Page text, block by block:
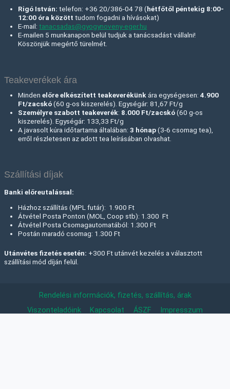
Rigó István:telefon: +36 20/386-04 78 (hétfőtől péntekig 8:00-
12:00 óra között tudom fogadni a hívásokat)
E-mail:tanacsadas@gyogynoveny-eger.hu
E-mailen 5 munkanapon belül tudjuk a tanácsadást vállalni!
Köszönjük megértő türelmét.
Teakeverékek ára
Mindenelőre elkészített teakeverékünk ára egységesen:4.900
Ft/zacskó(60 g-os kiszerelés). Egységár: 81,67 Ft/g
Személyre szabott teakeverék: 8.000 Ft/zacskó(60 g-os
kiszerelés). Egységár: 133,33 Ft/g
A javasolt kúra időtartama általában: 3 hónap(3-6 csomag tea),
erről részletesen az adott tea leírásában olvashat.
Szállítási díjak
Banki előreutalással:
Házhoz szállítás (MPL futár): 1.900 Ft
Átvétel Posta Ponton (MOL, Coop stb): 1.300 Ft
Átvétel Posta Csomagautomatából: 1.300 Ft
Postán maradó csomag: 1.300 Ft
Utánvétes fizetés esetén: +300 Ft utánvét kezelés a választott
szállítási mód díján felül.
Rendelési információk, fizetés, szállítás, árak
Viszonteladóink
Kapcsolat ÁSZF
Impresszum